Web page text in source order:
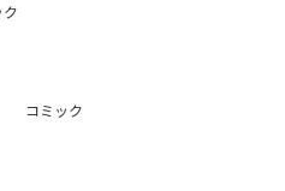
コミック